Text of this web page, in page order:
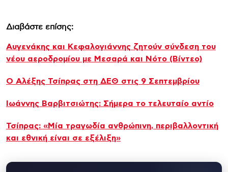
Διαβάστε επίσης:
Αυγενάκης και Κεφαλογιάννης ζητούν σύνδεση του
νέου αεροδρομίου με Μεσαρά και Νότο (Βίντεο)
Ο Αλέξης Τσίπρας στη ΔΕΘ στις 9 Σεπτεμβρίου
Ιωάννης Βαρβιτσιώτης: Σήμερα το τελευταίο αντίο
Τσίπρας: «Μία τραγωδία ανθρώπινη, περιβαλλοντική
και εθνική είναι σε εξέλιξη»